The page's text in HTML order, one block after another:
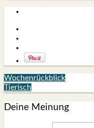
Wochenrückblick
Tierisch
Deine Meinung